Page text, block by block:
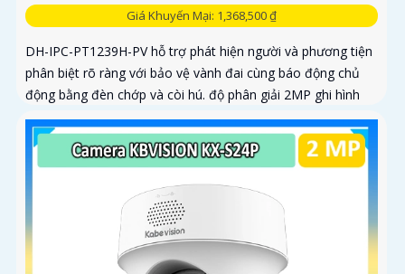
Giá Khuyến Mại: 1,368,500 ₫
DH-IPC-PT1239H-PV hỗ trợ phát hiện người và phương tiện
phân biệt rõ ràng với bảo vệ vành đai cùng báo động chủ
động bằng đèn chớp và còi hú. độ phân giải 2MP ghi hình
sác nét kêt hợp cùng loa và mic thu âm thanh và dàm thoại
chát lượng cao